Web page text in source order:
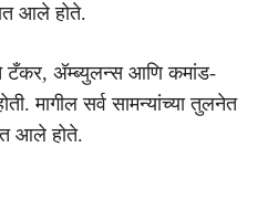
आले होते.
टँकर, अ‍ॅम्ब्युलन्स आणि कमांड-
मागील सर्व सामन्यांच्या तुलनेत
आले होते.